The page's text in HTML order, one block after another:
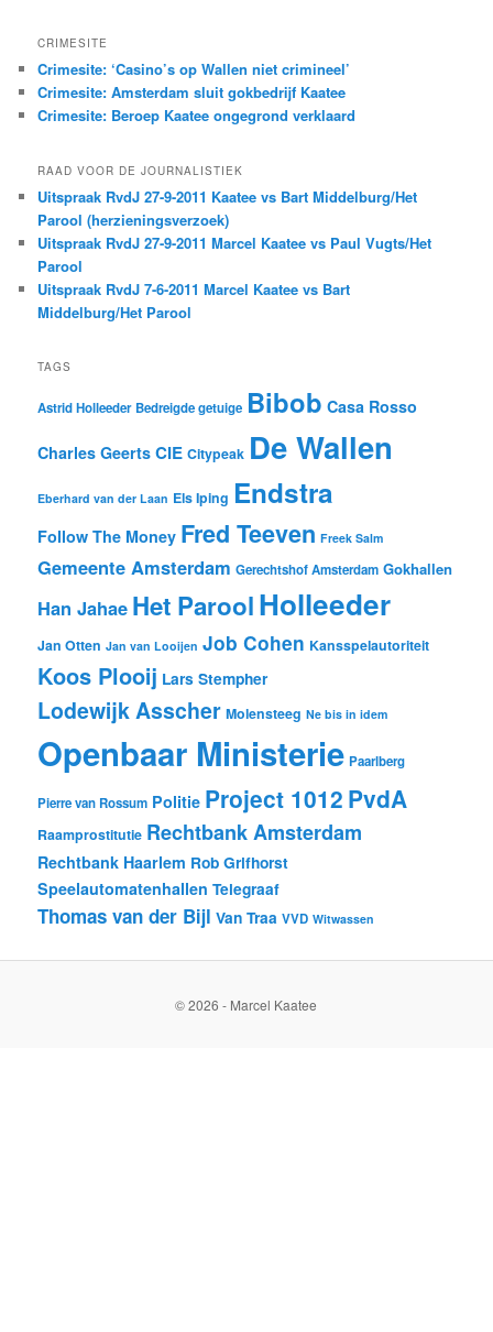
CRIMESITE
Crimesite: ‘Casino’s op Wallen niet crimineel’
Crimesite: Amsterdam sluit gokbedrijf Kaatee
Crimesite: Beroep Kaatee ongegrond verklaard
RAAD VOOR DE JOURNALISTIEK
Uitspraak RvdJ 27-9-2011 Kaatee vs Bart Middelburg/Het
Parool (herzieningsverzoek)
Uitspraak RvdJ 27-9-2011 Marcel Kaatee vs Paul Vugts/Het
Parool
Uitspraak RvdJ 7-6-2011 Marcel Kaatee vs Bart
Middelburg/Het Parool
TAGS
Astrid Holleeder Bedreigde getuige Bibob Casa Rosso
Charles Geerts CIE Citypeak De Wallen
Eberhard van der Laan Els Iping Endstra
Follow The Money Fred Teeven Freek Salm
Gemeente Amsterdam Gerechtshof Amsterdam Gokhallen
Han Jahae Het ParoolHolleeder
Jan Otten Jan van Looijen Job Cohen Kansspelautoriteit
Koos Plooij Lars Stempher
Lodewijk Asscher Molensteeg Ne bis in idem
Openbaar Ministerie Paarlberg
Pierre van Rossum Politie Project 1012 PvdA
Raamprostitutie Rechtbank Amsterdam
Rechtbank Haarlem Rob Grifhorst
Speelautomatenhallen Telegraaf
Thomas van der Bijl Van Traa VVD Witwassen
© 2026 - Marcel Kaatee